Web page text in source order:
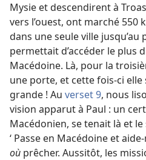
Mysie et descendirent à
vers l’ouest, ont marché 550
dans une seule ville jusqu’au
permettait d’accéder le plus
Macédoine. Là, pour la
une porte, et cette fois-​ci elle
grande ! Au verset 9, nous
vision apparut à Paul : un
Macédonien, se tenait là et
‘ Passe en Macédoine et
où prêcher. Aussitôt, les